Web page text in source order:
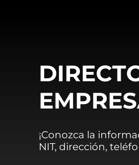
¡Conozca la
NIT, dirección,